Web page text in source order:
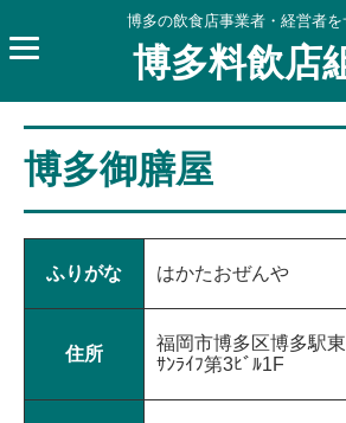
博多の飲食店事業者・経営者を
博多料飲店
博多御膳屋
ふりがな はかたおぜんや
住所
福岡市博多区博多駅
ｻﾝﾗｲﾌ第3ﾋﾞﾙ1F